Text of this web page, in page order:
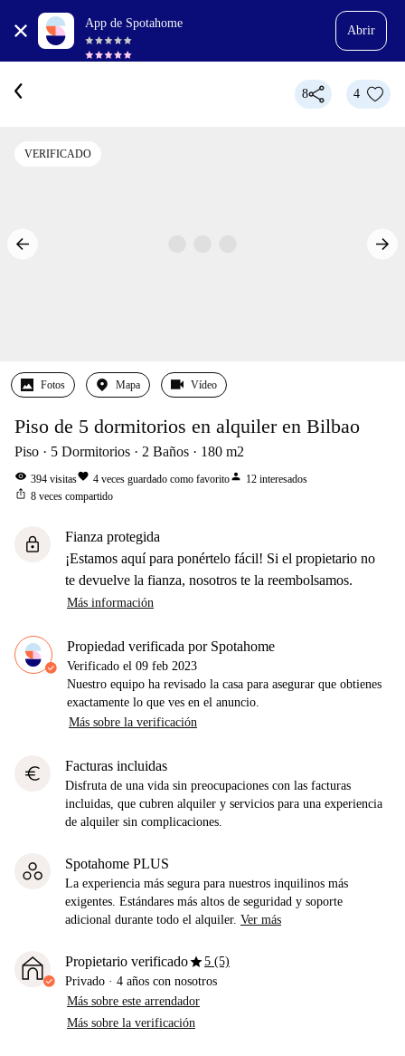
App de Spotahome
Abrir
8 4
VERIFICADO
Fotos Mapa Vídeo
Piso de 5 dormitorios en alquiler en Bilbao
Piso 5 Dormitorios 2 Baños 180 m2
visibility 394 visitasfavorite 4 veces guardado como favoritoperson 12 interesados
ios_share 8 veces compartido
lock
Fianza protegida
¡Estamos aquí para ponértelo fácil! Si el propietario no
te devuelve la fianza, nosotros te la reembolsamos.
Más información
Propiedad verificada por Spotahome
Verificado el 09 feb 2023
Nuestro equipo ha revisado la casa para asegurar que obtienes
exactamente lo que ves en el anuncio.
Más sobre la verificación
euro Facturas incluidas
Disfruta de una vida sin preocupaciones con las facturas
incluidas, que cubren alquiler y servicios para una experiencia
de alquiler sin complicaciones.
Spotahome PLUS
La experiencia más segura para nuestros inquilinos más
exigentes. Estándares más altos de seguridad y soporte
adicional durante todo el alquiler. Ver más
Propietario verificadostar5 (5)
Privado · 4 años con nosotros
Más sobre este arrendador
Más sobre la verificación